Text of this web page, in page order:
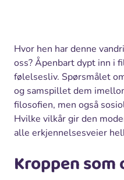
Hvor hen har denne
oss? Åpenbart dypt inn i
følelsesliv. Spørsmålet
og samspillet dem
filosofien, men også
Hvilke vilkår gir den
alle erkjennelsesveier
Kroppen